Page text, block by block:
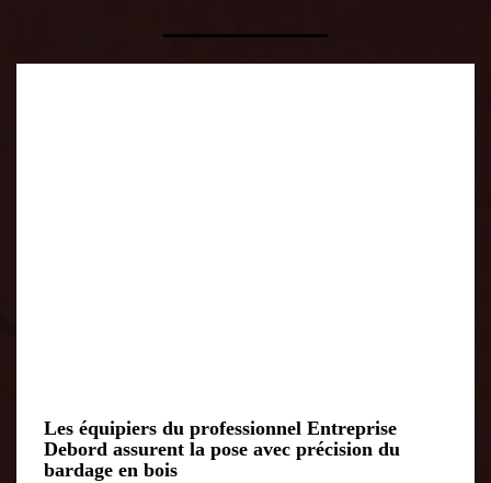
Les équipiers du professionnel Entreprise
Debord assurent la pose avec précision du
bardage en bois